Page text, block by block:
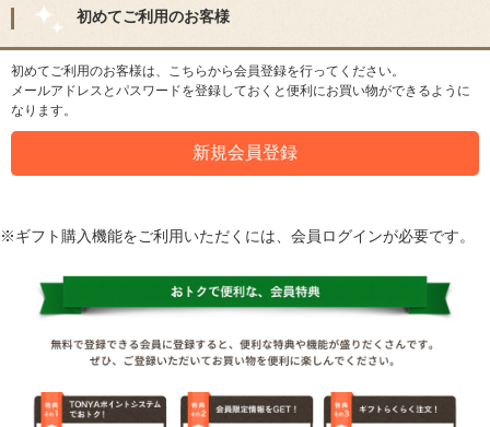
初めてご利用のお客様
初めてご利用のお客様は、こちらから会員登録を行ってください。
メールアドレスとパスワードを登録しておくと便利にお買い物ができるように
なります。
※ギフト購入機能をご利用いただくには、会員ログインが必要です。